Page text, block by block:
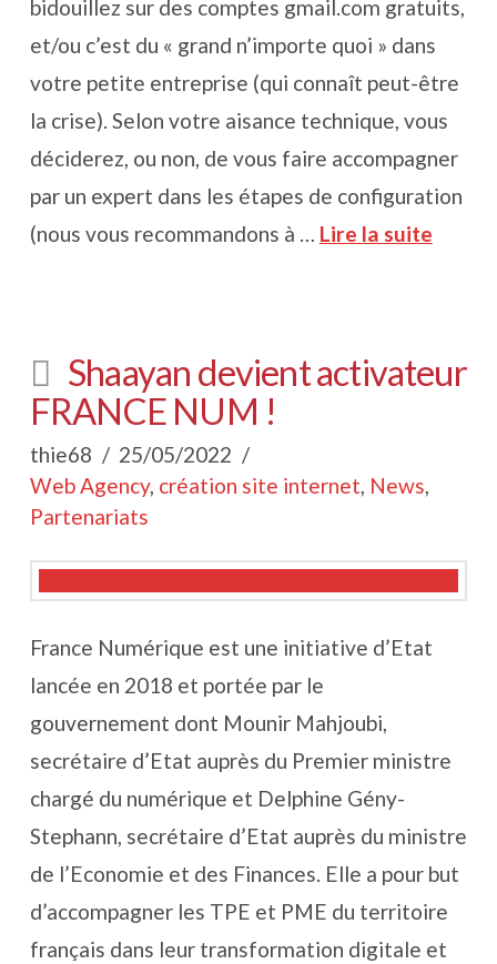
bidouillez sur des comptes gmail.com gratuits,
et/ou c’est du « grand n’importe quoi » dans
votre petite entreprise (qui connaît peut-être
la crise). Selon votre aisance technique, vous
déciderez, ou non, de vous faire accompagner
par un expert dans les étapes de configuration
(nous vous recommandons à … Lire la suite
Shaayan devient activateur
FRANCE NUM !
thie68
25/05/2022
Web Agency, création site internet, News,
Partenariats
France Numérique est une initiative d’Etat
lancée en 2018 et portée par le
gouvernement dont Mounir Mahjoubi,
secrétaire d’Etat auprès du Premier ministre
chargé du numérique et Delphine Gény-
Stephann, secrétaire d’Etat auprès du ministre
de l’Economie et des Finances. Elle a pour but
d’accompagner les TPE et PME du territoire
français dans leur transformation digitale et